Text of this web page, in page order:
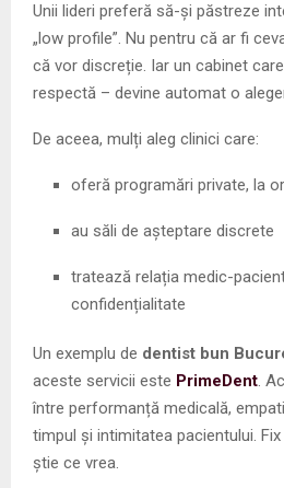
Unii lideri preferă să-și păstreze
„low profile”. Nu pentru că ar fi
că vor discreție. Iar un cabinet
respectă – devine automat o
De aceea, mulți aleg clinici care:
oferă programări private, la
au săli de așteptare discrete
tratează relația medic-
confidențialitate
Un exemplu de dentist bun
aceste servicii este PrimeDent.
între performanță medicală,
timpul și intimitatea pacientului.
știe ce vrea.